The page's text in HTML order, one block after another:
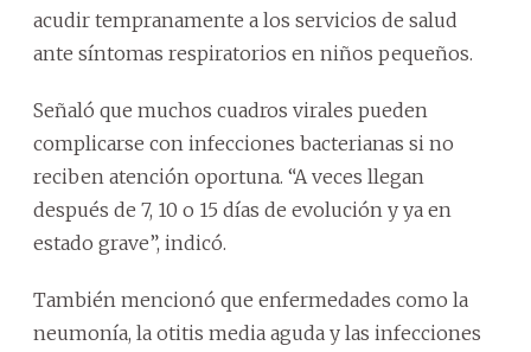
acudir tempranamente a los servicios de salud
ante síntomas respiratorios en niños pequeños.
Señaló que muchos cuadros virales pueden
complicarse con infecciones bacterianas si no
reciben atención oportuna. “A veces llegan
después de 7, 10 o 15 días de evolución y ya en
estado grave”, indicó.
También mencionó que enfermedades como la
neumonía, la otitis media aguda y las infecciones